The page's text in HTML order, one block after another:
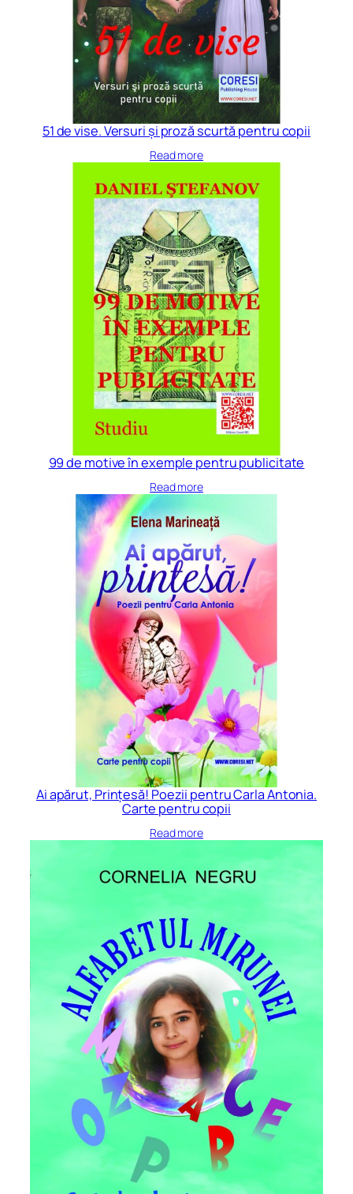
51 de vise. Versuri și proză scurtă pentru copii
Read more
99 de motive în exemple pentru publicitate
Read more
Ai apărut, Prințesă! Poezii pentru Carla Antonia.
Carte pentru copii
Read more